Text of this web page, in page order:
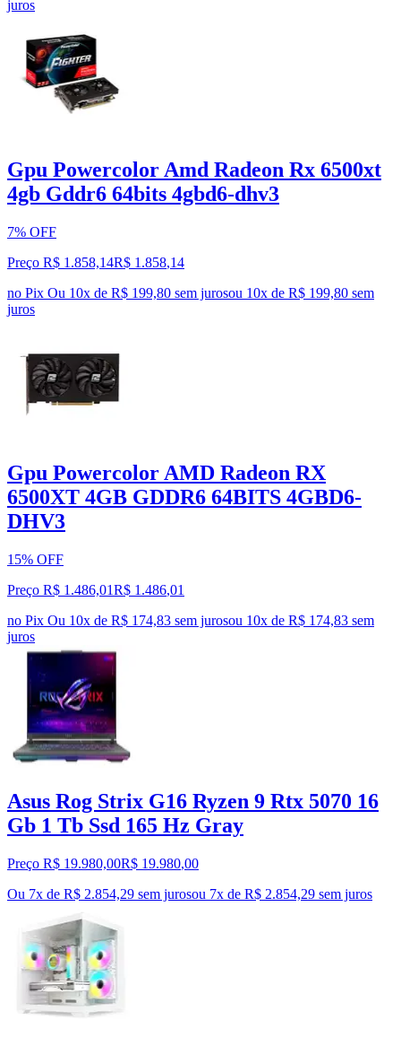
juros
Gpu Powercolor Amd Radeon Rx 6500xt
4gb Gddr6 64bits 4gbd6-dhv3
7% OFF
Preço R$ 1.858,14R$ 1.858,14
no Pix Ou 10x de R$ 199,80 sem jurosou 10x de R$ 199,80 sem
juros
Gpu Powercolor AMD Radeon RX
6500XT 4GB GDDR6 64BITS 4GBD6-
DHV3
15% OFF
Preço R$ 1.486,01R$ 1.486,01
no Pix Ou 10x de R$ 174,83 sem jurosou 10x de R$ 174,83 sem
juros
Asus Rog Strix G16 Ryzen 9 Rtx 5070 16
Gb 1 Tb Ssd 165 Hz Gray
Preço R$ 19.980,00R$ 19.980,00
Ou 7x de R$ 2.854,29 sem jurosou 7x de R$ 2.854,29 sem juros